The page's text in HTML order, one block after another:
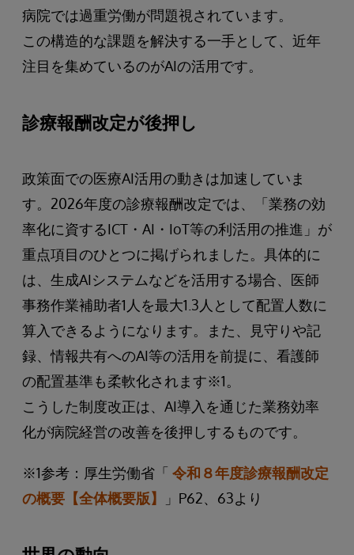
病院では過重労働が問題視されています。
この構造的な課題を解決する一手として、近年
注目を集めているのがAIの活用です。
診療報酬改定が後押し
政策面での医療AI活用の動きは加速していま
す。2026年度の診療報酬改定では、「業務の効
率化に資するICT・AI・IoT等の利活用の推進」が
重点項目のひとつに掲げられました。具体的に
は、生成AIシステムなどを活用する場合、医師
事務作業補助者1人を最大1.3人として配置人数に
算入できるようになります。また、見守りや記
録、情報共有へのAI等の活用を前提に、看護師
の配置基準も柔軟化されます※1。
こうした制度改正は、AI導入を通じた業務効率
化が病院経営の改善を後押しするものです。
※1参考：厚生労働省「 令和８年度診療報酬改定
の概要【全体概要版】
」P62、63より